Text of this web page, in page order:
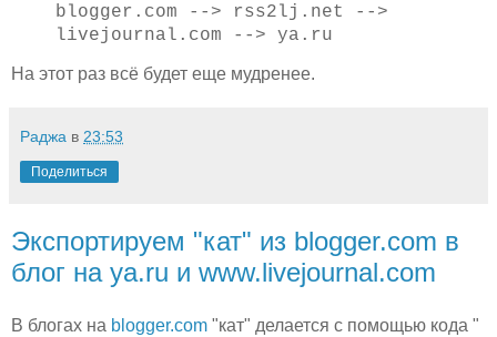
blogger.com --> rss2lj.net -->
livejournal.com --> ya.ru
На этот раз всё будет еще мудренее.
Раджа в 23:53
Поделиться
Экспортируем "кат" из blogger.com в
блог на ya.ru и www.livejournal.com
В блогах на blogger.com "кат" делается с помощью кода "